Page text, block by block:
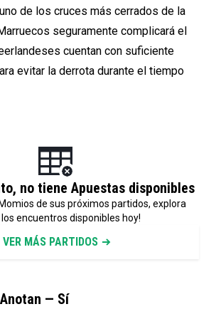
de los cruces más cerrados de la
seguramente complicará el
cuentan con suficiente
evitar la derrota durante el tiempo
no tiene Apuestas disponibles
de sus próximos partidos, explora
encuentros disponibles hoy!
VER MÁS PARTIDOS
— Sí